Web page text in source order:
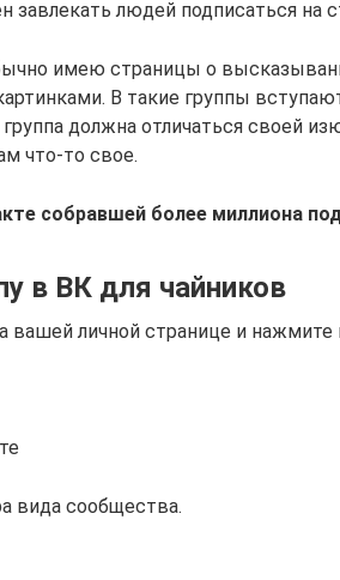
людей подписаться на
имею страницы о
В такие группы
должна отличаться своей
что-то свое.
собравшей более миллиона
в ВК для чайников
вашей личной странице и нажмите
вида сообщества.